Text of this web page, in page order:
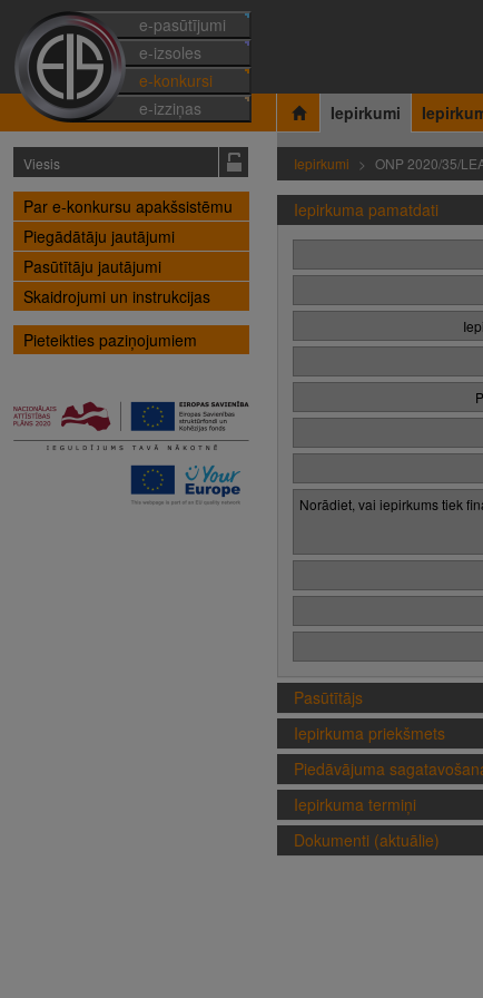
e-pasūtījumi
e-izsoles
e-konkursi
e-izziņas
Iepirkumi
Viesis
Par e-konkursu apakšsistēmu
Piegādātāju jautājumi
Pasūtītāju jautājumi
Skaidrojumi un instrukcijas
Pieteikties paziņojumiem
Iepirkumi ONP 2020/35/
Iepirkuma pamatdati
Norādiet, vai iepirkums tiek
Pasūtītājs
Iepirkuma priekšmets
Piedāvājuma
Iepirkuma termiņi
Dokumenti (aktuālie)